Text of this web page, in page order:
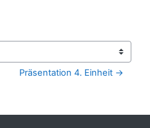
Präsentation 4. Einheit →